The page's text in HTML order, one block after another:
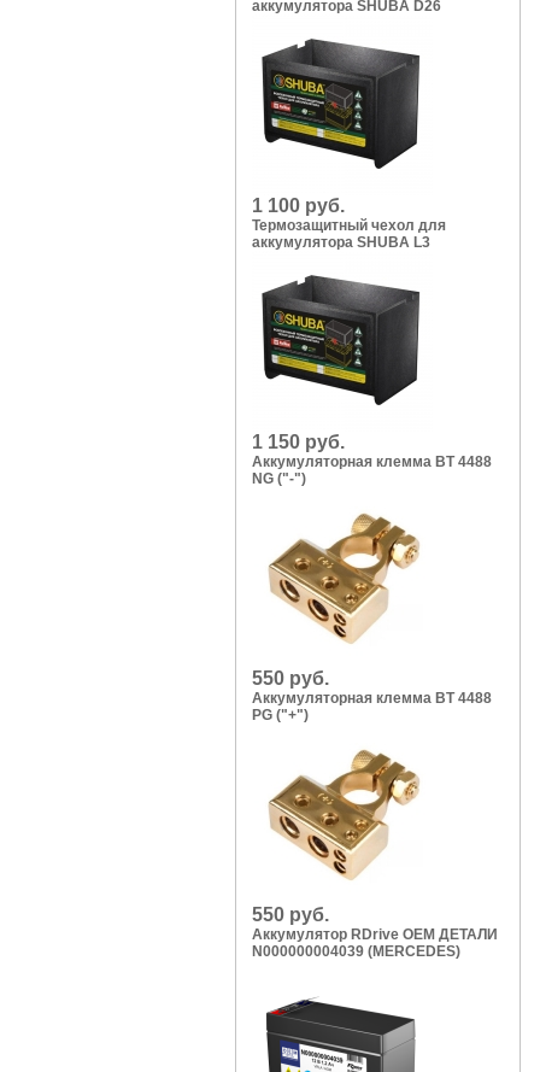
аккумулятора SHUBA D26
1 100 руб.
Термозащитный чехол для
аккумулятора SHUBA L3
1 150 руб.
Аккумуляторная клемма BT 4488
NG ("-")
550 руб.
Аккумуляторная клемма BT 4488
PG ("+")
550 руб.
Аккумулятор RDrive OEM ДЕТАЛИ
N000000004039 (MERCEDES)